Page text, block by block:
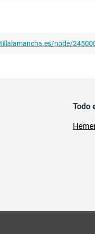
node/
Todo